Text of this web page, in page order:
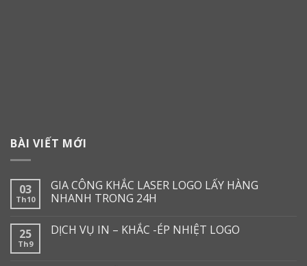
BÀI VIẾT MỚI
03
Th10
GIA CÔNG KHẮC LASER LOGO LẤY HÀNG
NHANH TRONG 24H
25
Th9
DỊCH VỤ IN – KHẮC -ÉP NHIỆT LOGO